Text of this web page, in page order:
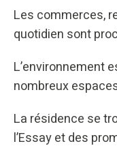
Les commerces,
quotidien sont
L’environnement
nombreux
La résidence se
l’Essay et des